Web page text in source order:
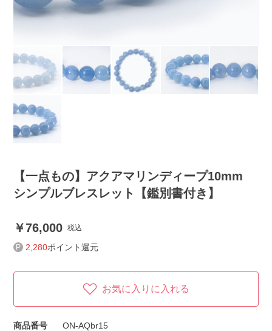
【一点もの】アクアマリンディープ10mm
シンプルブレスレット【鑑別書付き】
76,000 税込
2,280ポイント還元
お気に入りに入れる
商品番号
ON-AQbr15